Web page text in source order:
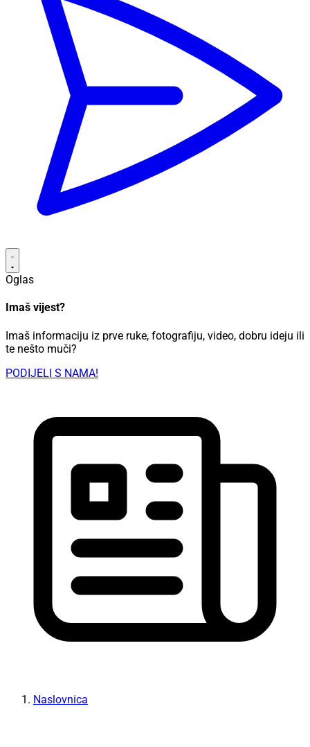
Oglas
Imaš vijest?
Imaš informaciju iz prve ruke, fotografiju, video, dobru ideju ili
te nešto muči?
PODIJELI S NAMA!
Naslovnica